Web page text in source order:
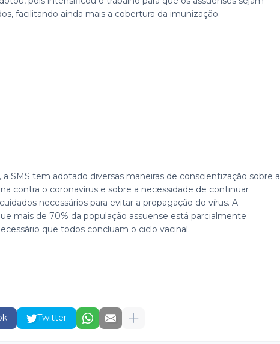
facilitando ainda mais a cobertura da imunização.
a SMS tem adotado diversas maneiras de conscientização sobre a
contra o coronavírus e sobre a necessidade de continuar
necessários para evitar a propagação do vírus. A
mais de 70% da população assuense está parcialmente
que todos concluam o ciclo vacinal.
Twitter